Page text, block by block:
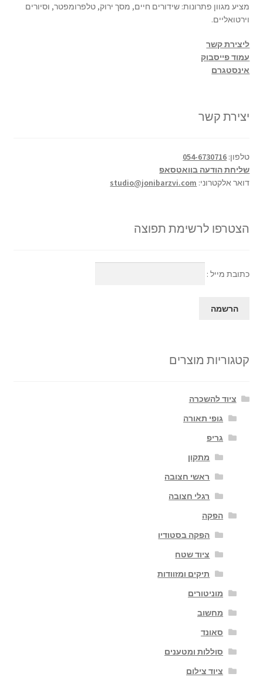
מציע מגוון פתרונות: שידורים חיים, מסך ירוק, טלפרומפטר, וסיורים
וירטואליים.
ליצירת קשר
עמוד פייסבוק
אינסטגרם
יצירת קשר
טלפון: 054-6730716
שליחת הודעה בוואטסאפ
דואר אלקטרוני: studio@jonibarzvi.com
הצטרפו לרשימת תפוצה
כתובת מייל :
קטגוריות מוצרים
ציוד להשכרה
גופי תאורה
גריפ
מתקון
ראשי חצובה
רגלי חצובה
הפקה
הפקה בסטודיו
ציוד שטח
תיקים ומזוודות
מוניטורים
מחשוב
סאונד
סוללות ומטענים
ציוד צילום